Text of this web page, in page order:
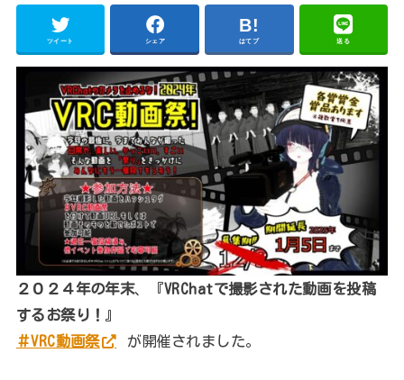
ツイート シェア はてブ 送る
２０２４年の年末、『VRChatで撮影された動画を投稿
するお祭り！ 』
＃VRC動画祭
が開催されました。